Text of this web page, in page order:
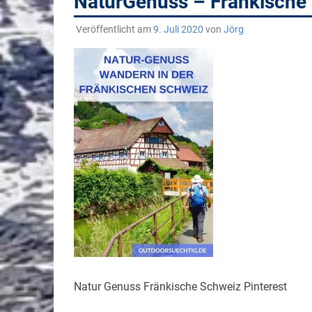
Veröffentlicht am9. Juli 2020 von Jörg
Natur Genuss Fränkische Schweiz Pinterest